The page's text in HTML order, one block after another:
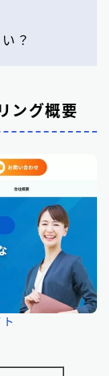
？
ング概要